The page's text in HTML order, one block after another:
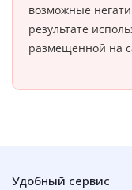
возможные
результате
размещенной на
Удобный сервис